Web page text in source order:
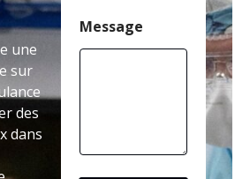
une
sur
des
dans
Message